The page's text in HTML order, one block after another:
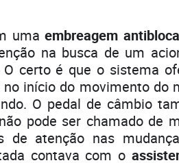
umaembreagem
na busca de um
certo é que o sistema
início do movimento do
O pedal de câmbio
pode ser chamado de
atenção nas
contava com o